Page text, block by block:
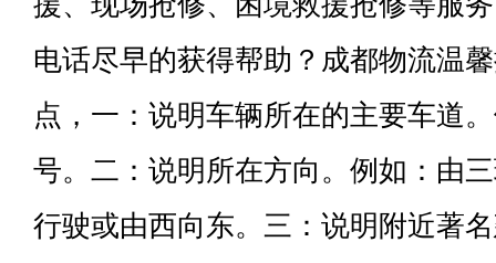
电话尽早的获得帮助？成都物流温
点，一：说明车辆所在的主要车道
号。二：说明所在方向。例如：由
行驶或由西向东。三：说明附近著